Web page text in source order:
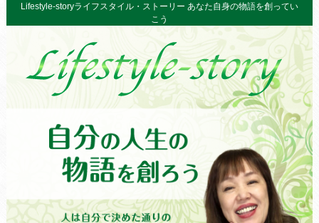
Lifestyle-storyライフスタイル・ストーリー あなた自身の物語を創ってい
こう